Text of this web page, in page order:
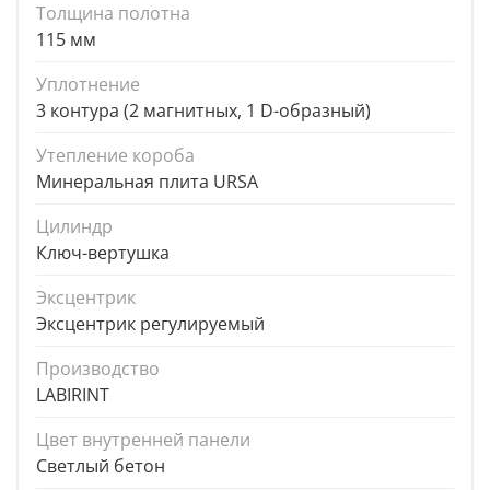
Толщина полотна
115 мм
Уплотнение
3 контура (2 магнитных, 1 D-образный)
Утепление короба
Минеральная плита URSA
Цилиндр
Ключ-вертушка
Эксцентрик
Эксцентрик регулируемый
Производство
LABIRINT
Цвет внутренней панели
Светлый бетон